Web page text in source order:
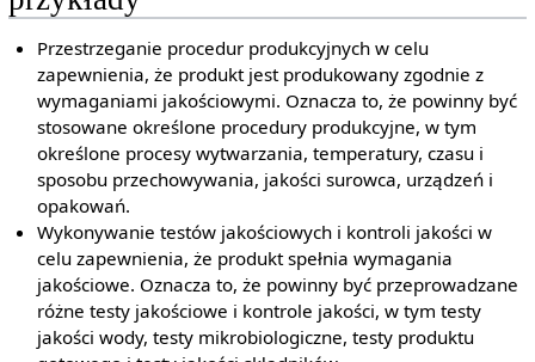
Przestrzeganie procedur produkcyjnych w celu
zapewnienia, że produkt jest produkowany zgodnie z
wymaganiami jakościowymi. Oznacza to, że powinny być
stosowane określone procedury produkcyjne, w tym
określone procesy wytwarzania, temperatury, czasu i
sposobu przechowywania, jakości surowca, urządzeń i
opakowań.
Wykonywanie testów jakościowych i kontroli jakości w
celu zapewnienia, że produkt spełnia wymagania
jakościowe. Oznacza to, że powinny być przeprowadzane
różne testy jakościowe i kontrole jakości, w tym testy
jakości wody, testy mikrobiologiczne, testy produktu